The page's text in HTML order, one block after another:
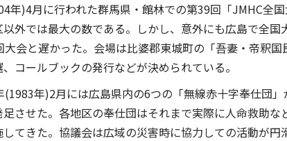
年)4月に行われた群馬県・館林での第39回「JMHC全
外では最大の数である。しかし、意外にも広島で全
大会と遅かった。会場は比婆郡東城町の「吾妻・帝釈
コールブックの発行などが決められている。
(1983年)2月には広島県内の6つの「無線赤十字奉仕団
足させた。各地区の奉仕団はそれまで実際に人命救助
てきた。協議会は広域の災害時に協力しての活動が